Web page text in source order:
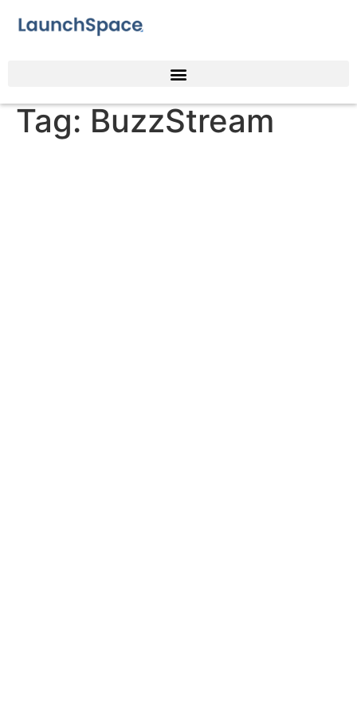
Tag: BuzzStream